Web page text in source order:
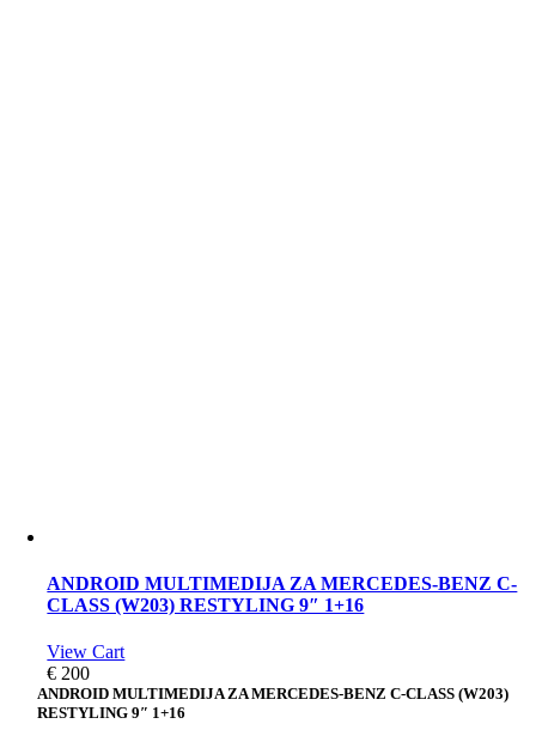
ANDROID MULTIMEDIJA ZA MERCEDES-BENZ C-
CLASS (W203) RESTYLING 9″ 1+16
View Cart
€ 200
ANDROID MULTIMEDIJA ZA MERCEDES-BENZ C-CLASS (W203)
RESTYLING 9″ 1+16